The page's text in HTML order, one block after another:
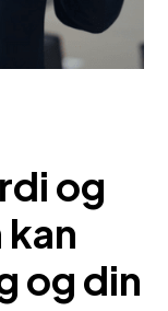
og
og din